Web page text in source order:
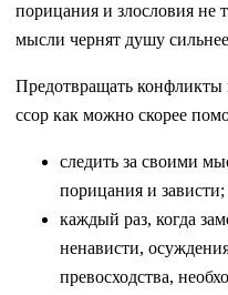
порицания и злословия не
мысли чернят душу
Предотвращать конфликты
ссор как можно скорее
следить за своими
порицания и зависти;
каждый раз, когда
ненависти,
превосходства,